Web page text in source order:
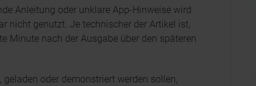
Anleitung oder unklare App-Hinweise wird
nicht genutzt. Je technischer der Artikel ist,
Minute nach der Ausgabe über den späteren
geladen oder demonstriert werden sollen,